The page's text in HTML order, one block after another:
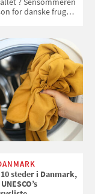
for danske fruger,
Det fejrer Samvirke
om alt det danske
Konkurrencen
d. 18. september
10 steder i Danmark,